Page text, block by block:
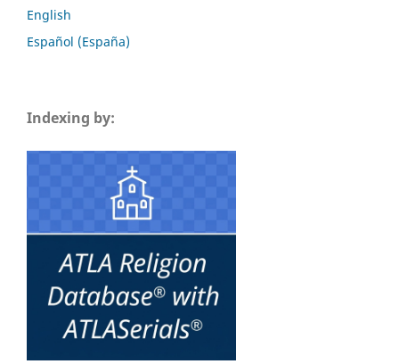
English
Español (España)
Indexing by: